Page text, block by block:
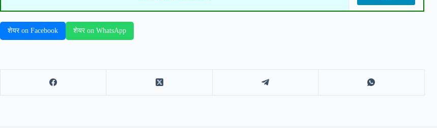
शेयर on Facebook शेयर on WhatsApp